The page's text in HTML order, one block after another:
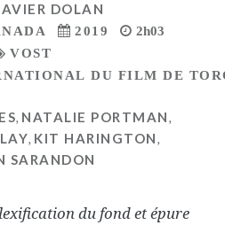
DOLAN
2019
2h03
VOST
DU FILM DE
, NATALIE PORTMAN,
, KIT HARINGTON,
SARANDON
du fond et épure